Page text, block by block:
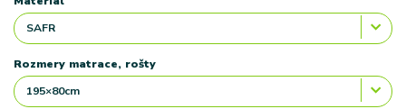
Rozmery matrace, rošty